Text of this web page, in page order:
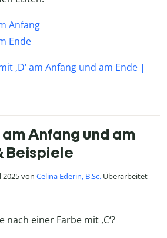
Anfang
Ende
,D‘ am Anfang und am Ende |
am Anfang und am
Beispiele
von Celina Ederin, B.Sc. Überarbeitet
nach einer Farbe mit ,C‘?